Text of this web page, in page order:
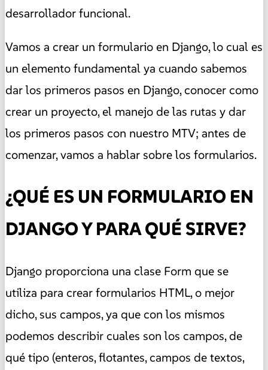
desarrollador funcional.
Vamos a crear un formulario en Django, lo cual es
un elemento fundamental ya cuando sabemos
dar los primeros pasos en Django, conocer como
crear un proyecto, el manejo de las rutas y dar
los primeros pasos con nuestro MTV; antes de
comenzar, vamos a hablar sobre los formularios.
¿QUÉ ES UN FORMULARIO EN
DJANGO Y PARA QUÉ SIRVE?
Django proporciona una clase Form que se
utiliza para crear formularios HTML, o mejor
dicho, sus campos, ya que con los mismos
podemos describir cuales son los campos, de
qué tipo (enteros, flotantes, campos de textos,